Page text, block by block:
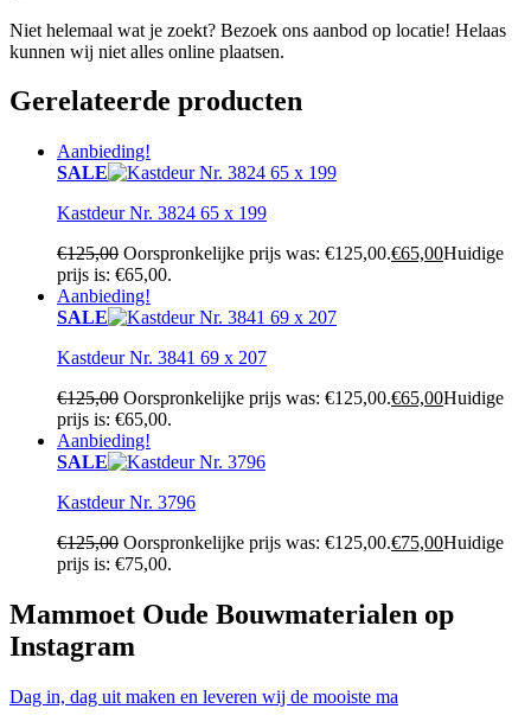
Niet helemaal wat je zoekt? Bezoek ons aanbod op locatie! Helaas
kunnen wij niet alles online plaatsen.
Gerelateerde producten
Aanbieding!
SALE
Kastdeur Nr. 3824 65 x 199
€125,00 Oorspronkelijke prijs was: €125,00.€65,00Huidige
prijs is: €65,00.
Aanbieding!
SALE
Kastdeur Nr. 3841 69 x 207
€125,00 Oorspronkelijke prijs was: €125,00.€65,00Huidige
prijs is: €65,00.
Aanbieding!
SALE
Kastdeur Nr. 3796
€125,00 Oorspronkelijke prijs was: €125,00.€75,00Huidige
prijs is: €75,00.
Mammoet Oude Bouwmaterialen op
Instagram
Dag in, dag uit maken en leveren wij de mooiste ma